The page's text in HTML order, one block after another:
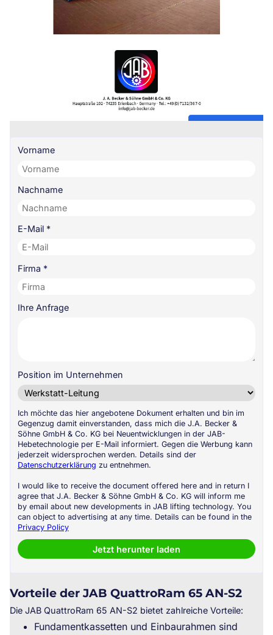
Vorname
Nachname
E-Mail *
Firma *
Ihre Anfrage
Position im Unternehmen
Ich möchte das hier angebotene Dokument erhalten und bin im
Gegenzug damit einverstanden, dass mich die J.A. Becker &
Söhne GmbH & Co. KG bei Neuentwicklungen in der JAB-
Hebetechnologie per E-Mail informiert. Gegen die Werbung kann
jederzeit widersprochen werden. Details sind der
Datenschutzerklärung zu entnehmen.
I would like to receive the document offered here and in return I
agree that J.A. Becker & Söhne GmbH & Co. KG will inform me
by email about new developments in JAB lifting technology. You
can object to advertising at any time. Details can be found in the
Privacy Policy
Jetzt herunter laden
Vorteile der JAB QuattroRam 65 AN-S2
Die JAB QuattroRam 65 AN-S2 bietet zahlreiche Vorteile:
Fundamentkassetten und Einbaurahmen sind